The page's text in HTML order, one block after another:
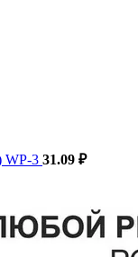
WP-3 31.09 ₽